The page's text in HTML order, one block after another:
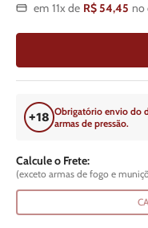
em 11x de R$54,45 no
Obrigatório envio do
armas de pressão.
Calcule o Frete:
(exceto armas de fogo e